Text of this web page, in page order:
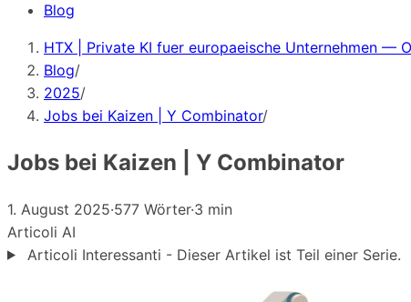
Blog
HTX | Private KI fuer europaeische Unternehmen —
Blog/
2025/
Jobs bei Kaizen | Y Combinator/
Jobs bei Kaizen | Y Combinator
1. August 2025·577 Wörter·3 min
Articoli AI
Articoli Interessanti - Dieser Artikel ist Teil einer Serie.